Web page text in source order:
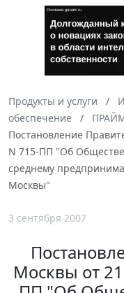
Продукты и услуги
обеспечение
Постановление
N 715-ПП "Об
среднему
Москвы"
3 сентября 2007
Москвы от 21